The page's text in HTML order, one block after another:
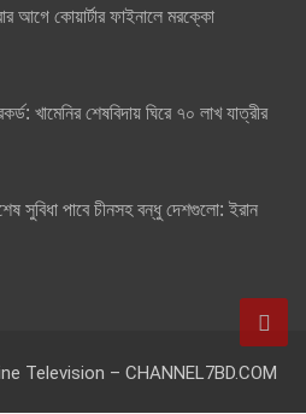
আগে কোয়ার্টার ফাইনালে মরক্কো
খামেনির শেষবিদায় ঘিরে ৭০ লাখ যাত্রীর
সুবিধা পাবে চীনসহ বন্ধু দেশগুলো: ইরান
Television – CHANNEL7BD.COM